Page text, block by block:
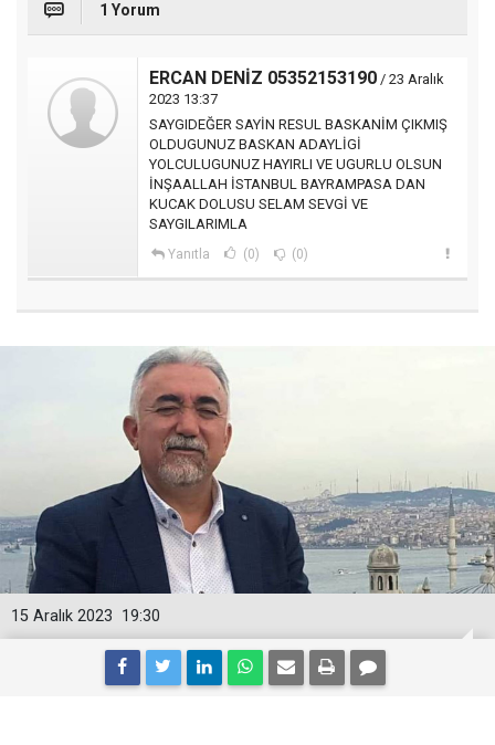
1 Yorum
ERCAN DENİZ 05352153190 / 23 Aralık
2023 13:37
SAYGIDEĞER SAYİN RESUL BASKANİM ÇIKMIŞ
OLDUGUNUZ BASKAN ADAYLİGİ
YOLCULUGUNUZ HAYIRLI VE UGURLU OLSUN
İNŞAALLAH İSTANBUL BAYRAMPASA DAN
KUCAK DOLUSU SELAM SEVGİ VE
SAYGILARIMLA
Yanıtla (0) (0)
19:30
15 Aralık 2023